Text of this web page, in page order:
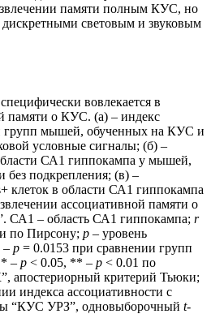
памяти полным КУС, но
световым и звуковым
вовлекается в
памяти о КУС. (а) – индекс
групп мышей, обученных на КУС и
условные сигналы; (б) –
СА1 гиппокампа у мышей,
подкрепления; (в) –
клеток в области СА1 гиппокампа
ассоциативной памяти о
– область СА1 гиппокампа; r
по Пирсону; p – уровень
– p = 0.0153 при сравнении групп
– p < 0.05, ** – p < 0.01 по
апостериорный критерий Тьюки;
индекса ассоциативности с
“КУС УРЗ”, одновыборочный t-